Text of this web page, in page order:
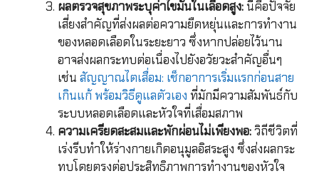
ผลตรวจสุขภาพระบุค่าไขมันในเลือดสูง:นี่คือปัจจัย
เสี่ยงสำคัญที่ส่งผลต่อความยืดหยุ่นและการทำงาน
ของหลอดเลือดในระยะยาว ซึ่งหากปล่อยไว้นาน
อาจส่งผลกระทบต่อเนื่องไปยังอวัยวะสำคัญอื่นๆ
เช่น สัญญาณไตเสื่อม: เช็กอาการเริ่มแรกก่อนสาย
เกินแก้ พร้อมวิธีดูแลตัวเอง ที่มักมีความสัมพันธ์กับ
ระบบหลอดเลือดและหัวใจที่เสื่อมสภาพ
ความเครียดสะสมและพักผ่อนไม่เพียงพอ:วิถีชีวิตที่
เร่งรีบทำให้ร่างกายเกิดอนุมูลอิสระสูง ซึ่งส่งผลกระ
ทบโดยตรงต่อประสิทธิภาพการทำงานของหัวใจ